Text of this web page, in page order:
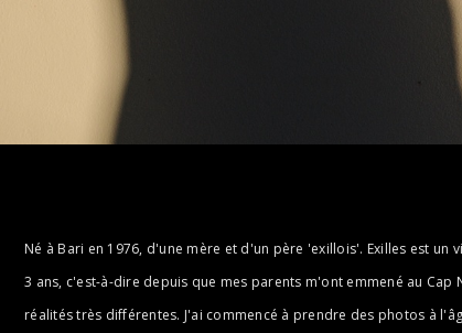
Né à Bari en 1976, d'une mère et d'un père 'exillois'. Exilles est
3 ans, c'est-à-dire depuis que mes parents m'ont emmené au
réalités très différentes. J'ai commencé à prendre des photos à